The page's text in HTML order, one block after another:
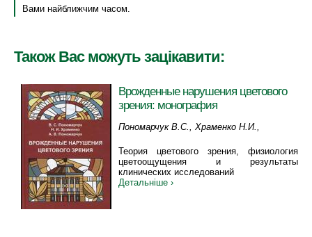
Вами найближчим часом.
Також Вас можуть зацікавити:
Врожденные нарушения цветового
зрения: монография
Пономарчук В.С., Храменко Н.И.,
Теория цветового зрения, физиология
цветоощущения и результаты
клинических исследований
Детальніше ›